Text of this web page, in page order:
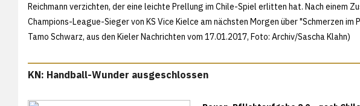
Reichmann verzichten, der eine leichte Prellung im Chile-Spiel erlitten hat. Nach einem
Champions-League-Sieger von KS Vice Kielce am nächsten Morgen über "Schmerzen im
Tamo Schwarz, aus den Kieler Nachrichten vom 17.01.2017, Foto: Archiv/Sascha Klahn)
KN: Handball-Wunder ausgeschlossen